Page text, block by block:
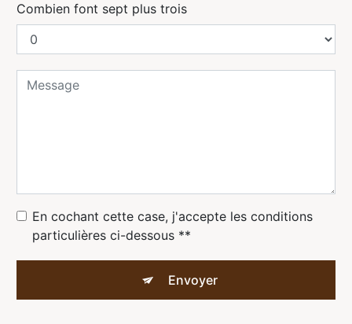
Combien font sept plus trois
En cochant cette case, j'accepte les conditions
particulières ci-dessous **
Envoyer